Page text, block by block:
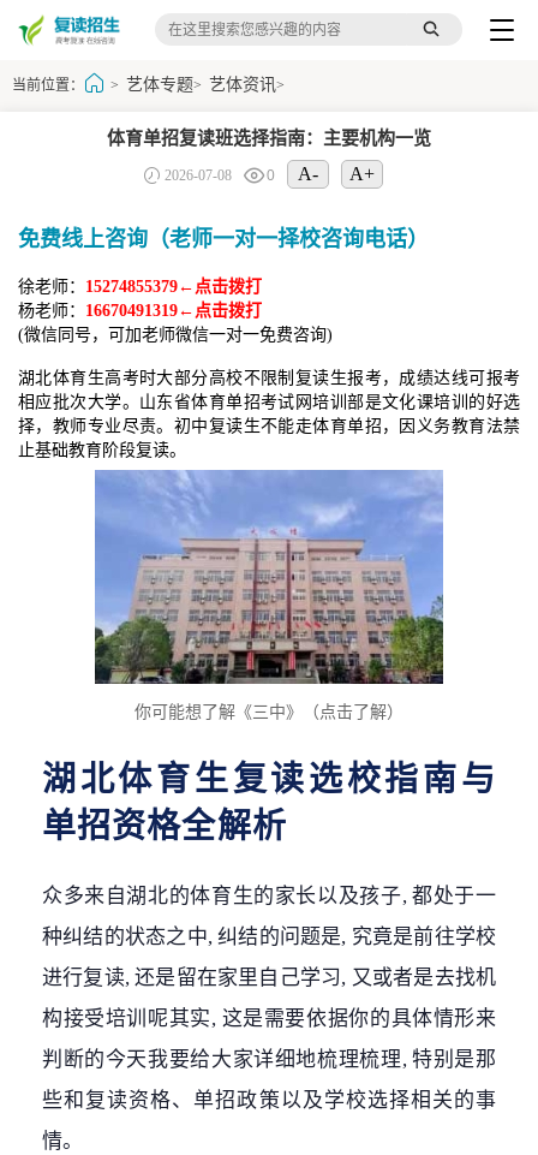
当前位置： > 艺体专题> 艺体资讯>
体育单招复读班选择指南：主要机构一览
2026-07-08 0 A- A+
免费线上咨询（老师一对一择校咨询电话）
徐老师： 15274855379←点击拨打
杨老师： 16670491319←点击拨打
(微信同号，可加老师微信一对一免费咨询)
湖北体育生高考时大部分高校不限制复读生报考，成绩达线可报考
相应批次大学。山东省体育单招考试网培训部是文化课培训的好选
择，教师专业尽责。初中复读生不能走体育单招，因义务教育法禁
止基础教育阶段复读。
你可能想了解《三中》（点击了解）
湖北体育生复读选校指南与
单招资格全解析
众多来自湖北的体育生的家长以及孩子, 都处于一
种纠结的状态之中, 纠结的问题是, 究竟是前往学校
进行复读, 还是留在家里自己学习, 又或者是去找机
构接受培训呢其实, 这是需要依据你的具体情形来
判断的今天我要给大家详细地梳理梳理, 特别是那
些和复读资格、单招政策以及学校选择相关的事
情。